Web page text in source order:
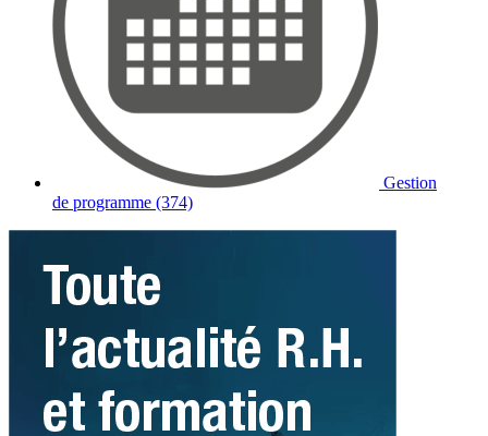
Gestion
de programme (374)